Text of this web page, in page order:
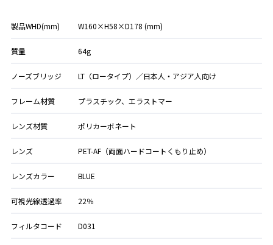
製品WHD(mm) W160×H58×D178 (mm)
質量 64g
ノーズブリッジ LT（ロータイプ）／日本人・アジア人向け
フレーム材質 プラスチック、エラストマー
レンズ材質 ポリカーボネート
レンズ PET-AF（両面ハードコートくもり止め）
レンズカラー BLUE
可視光線透過率 22％
フィルタコード D031